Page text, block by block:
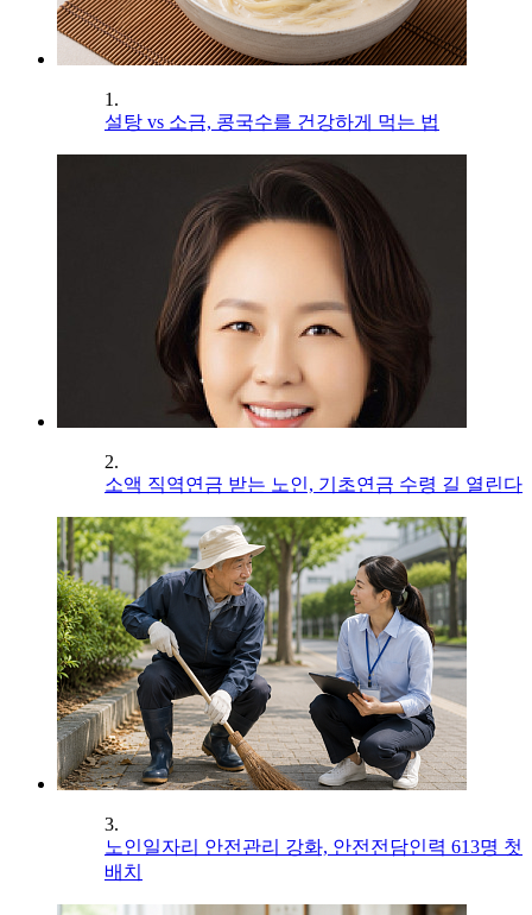
1.
설탕 vs 소금, 콩국수를 건강하게 먹는 법
2.
소액 직역연금 받는 노인, 기초연금 수령 길 열린다
3.
노인일자리 안전관리 강화, 안전전담인력 613명 첫
배치